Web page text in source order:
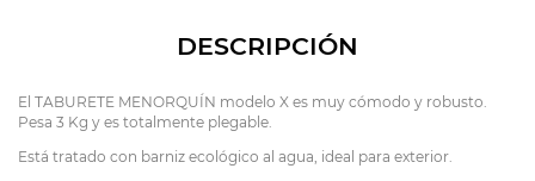
DESCRIPCIÓN
El TABURETE MENORQUÍN modelo X es muy cómodo y robusto.
Pesa 3 Kg y es totalmente plegable.
Está tratado con barniz ecológico al agua, ideal para exterior.